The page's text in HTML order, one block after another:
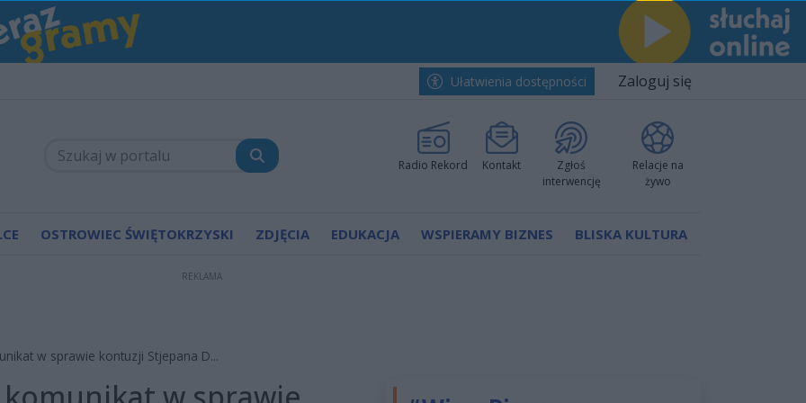
Ułatwienia dostępności Zaloguj się
Radio Rekord Kontakt
Zgłoś
interwencję
Relacje na
żywo
OSTROWIEC ŚWIĘTOKRZYSKI ZDJĘCIA EDUKACJA WSPIERAMY BIZNES BLISKA KULTURA
REKLAMA
w sprawie kontuzji Stjepana D...